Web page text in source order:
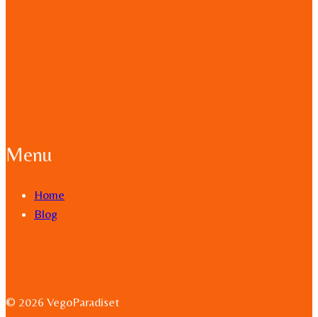
Menu
Home
Blog
© 2026 VegoParadiset